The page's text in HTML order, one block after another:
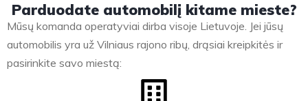
Parduodate automobilį kitame mieste?
Mūsų komanda operatyviai dirba visoje Lietuvoje. Jei jūsų
automobilis yra už Vilniaus rajono ribų, drąsiai kreipkitės ir
pasirinkite savo miestą: